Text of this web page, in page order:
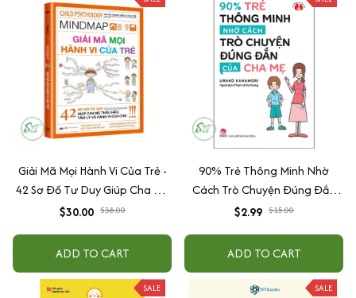
Giải Mã Mọi Hành Vi Của Trẻ -
42 Sơ Đồ Tư Duy Giúp Cha Mẹ
Thấu Hiểu Tâm Lý Và Hành Vi
$30.00 $38.00
ADD TO CART
90% Trẻ Thông Minh Nhờ
Cách Trò Chuyện Đúng Đắn
Của Cha Mẹ
$2.99 $15.00
ADD TO CART
SALE SALE